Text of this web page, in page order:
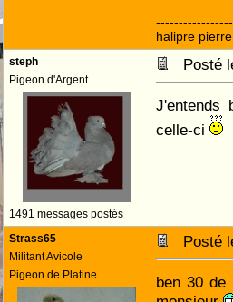
halipre pierre
steph
Pigeon d'Argent
1491 messages postés
Posté
J'entends
celle-ci
Strass65
Militant Avicole
Pigeon de Platine
Posté
ben 30